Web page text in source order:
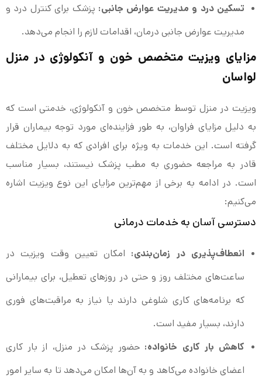
تسکین درد و مدیریت عوارض جانبی:پزشک برای کنترل درد و
مدیریت عوارض جانبی درمان، اقدامات لازم را انجام می‌دهد.
مزایای ویزیت متخصص خون و آنکولوژی در منزل
لواسان
ویزیت در منزل توسط متخصص خون و آنکولوژی، خدمتی است که
به دلیل مزایای فراوان، به طور فزاینده‌ای مورد توجه بیماران قرار
گرفته است. این خدمات به ویژه برای افرادی که به دلایل مختلف
قادر به مراجعه حضوری به مطب پزشک نیستند، بسیار مناسب
است. در ادامه به برخی از مهم‌ترین مزایای این نوع ویزیت اشاره
می‌کنیم:
دسترسی آسان به خدمات درمانی
انعطاف‌پذیری در زمان‌بندی:امکان تعیین وقت ویزیت در
ساعت‌های مختلف روز و حتی در روزهای تعطیل، برای بیمارانی
که برنامه‌های کاری شلوغی دارند یا نیاز به مراقبت‌های فوری
دارند، بسیار مفید است.
کاهش بار کاری خانواده:حضور پزشک در منزل، از بار کاری
اعضای خانواده می‌کاهد و به آن‌ها امکان می‌دهد تا به سایر امور